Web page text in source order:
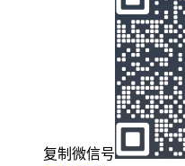
复制微信号